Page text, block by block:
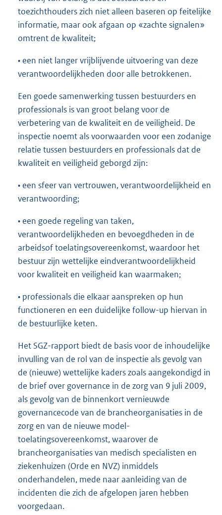
toezichthouders zich niet alleen baseren op feitelijke
informatie, maar ook afgaan op «zachte signalen»
omtrent de kwaliteit;
• een niet langer vrijblijvende uitvoering van deze
verantwoordelijkheden door alle betrokkenen.
Een goede samenwerking tussen bestuurders en
professionals is van groot belang voor de
verbetering van de kwaliteit en de veiligheid. De
inspectie noemt als voorwaarden voor een zodanige
relatie tussen bestuurders en professionals dat de
kwaliteit en veiligheid geborgd zijn:
• een sfeer van vertrouwen, verantwoordelijkheid en
verantwoording;
• een goede regeling van taken,
verantwoordelijkheden en bevoegdheden in de
arbeidsof toelatingsovereenkomst, waardoor het
bestuur zijn wettelijke eindverantwoordelijkheid
voor kwaliteit en veiligheid kan waarmaken;
• professionals die elkaar aanspreken op hun
functioneren en een duidelijke follow-up hiervan in
de bestuurlijke keten.
Het SGZ-rapport biedt de basis voor de inhoudelijke
invulling van de rol van de inspectie als gevolg van
de (nieuwe) wettelijke kaders zoals aangekondigd in
de brief over governance in de zorg van 9 juli 2009,
als gevolg van de binnenkort vernieuwde
governancecode van de brancheorganisaties in de
zorg en van de nieuwe model-
toelatingsovereenkomst, waarover de
brancheorganisaties van medisch specialisten en
ziekenhuizen (Orde en NVZ) inmiddels
onderhandelen, mede naar aanleiding van de
incidenten die zich de afgelopen jaren hebben
voorgedaan.